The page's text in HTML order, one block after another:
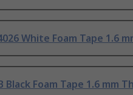
White Foam Tape 1.6
Black Foam Tape 1.6 mm